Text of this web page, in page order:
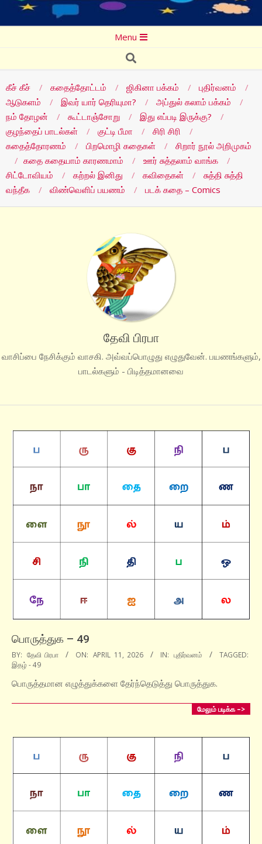
Menu
Search
கீச் கீச் கதைத்தோட்டம் ஜிகினா பக்கம்
புதிர்வனம்
ஆடுகளம்
இவர் யார் தெரியுமா?
அப்துல் கலாம் பக்கம்
நம் தோழன்
கூட்டாஞ்சோறு
இது எப்படி இருக்கு?
குழந்தைப் பாடல்கள்
குட்டி பீமா
சிரி சிரி
கதைத்தோரணம்
பிறமொழி கதைகள்
சிறார் நூல் அறிமுகம்
கதை கதையாம் காரணமாம்
ஊர் சுத்தலாம் வாங்க
சிட்டோவியம்
கற்றல் இனிது கவிதைகள்
சுத்தி சுத்தி
வந்தீக
விண்வெளிப் பயணம் படக் கதை – Comics
தேவி பிரபா
வாசிப்பை நேசிக்கும் வாசகி. அவ்வப்பொழுது எழுதுவேன். பயணங்களும்,
பாடல்களும் - பிடித்தமானவை
பொருத்துக – 49
2026-
04-
11
BY: தேவி பிரபா ON: APRIL 11, 2026 IN: புதிர்வனம்
TAGGED:
இதழ் - 49
பொருத்தமான எழுத்துக்களை தேர்ந்தெடுத்து பொருத்துக.
மேலும் படிக்க –>